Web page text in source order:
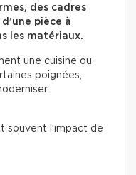
des cadres
pièce à
les matériaux.
une cuisine ou
poignées,
souvent l’impact de